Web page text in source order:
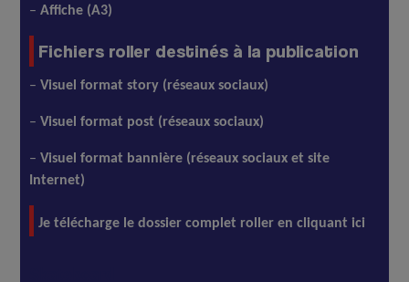
– Affiche (A3)
Fichiers roller destinés à la publication
– Visuel format story (réseaux sociaux)
– Visuel format post (réseaux sociaux)
– Visuel format bannière (réseaux sociaux et site
Internet)
Je télécharge le dossier complet roller en cliquant ici